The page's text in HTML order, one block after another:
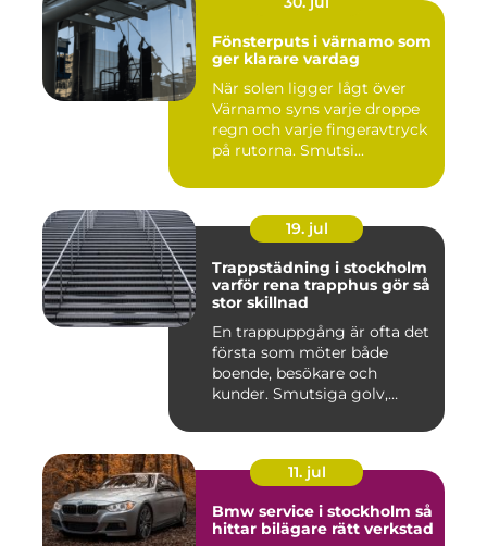
Fönsterputs i värnamo som
ger klarare vardag
När solen ligger lågt över
Värnamo syns varje droppe
regn och varje fingeravtryck
på rutorna. Smutsi...
19. jul
Trappstädning i stockholm
varför rena trapphus gör så
stor skillnad
En trappuppgång är ofta det
första som möter både
boende, besökare och
kunder. Smutsiga golv,
11. jul
Bmw service i stockholm så
hittar bilägare rätt verkstad